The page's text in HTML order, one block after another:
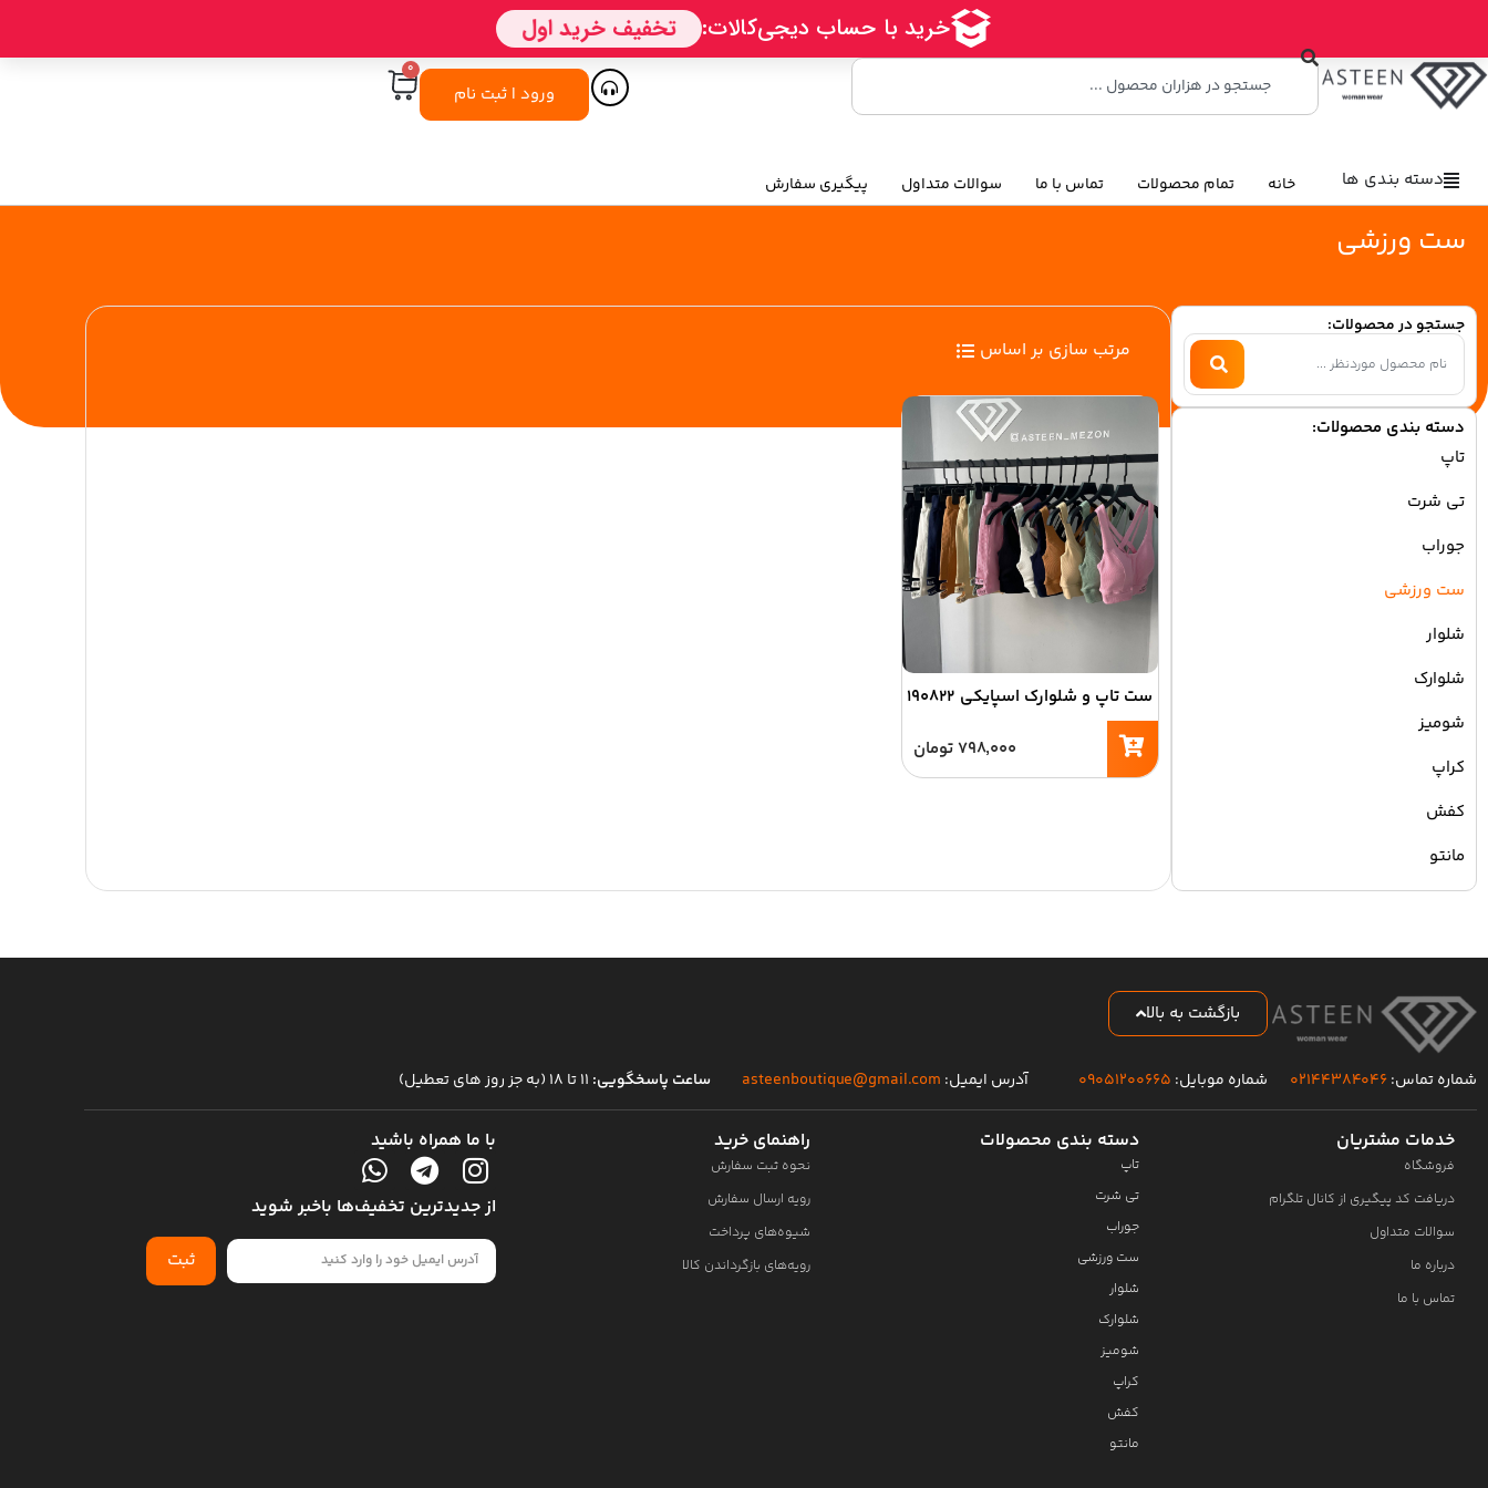
ورود | ثبت نام
۰
دسته بندی ها خانه تمام محصولات تماس با ما سوالات متداول پیگیری سفارش
ست ورزشی
جستجو در محصولات:
دسته بندی محصولات:
تاپ
تی شرت
جوراب
ست ورزشی
شلوار
شلوارک
شومیز
کراپ
کفش
مانتو
مرتب سازی بر اساس
ست تاپ و شلوارک اسپایکی ۱۹۰۸۲۲
۷۹۸,۰۰۰تومان
بازگشت به بالا
شماره تماس:۰۲۱۴۴۳۸۴۰۴۶ شماره موبایل: ۰۹۰۵۱۲۰۰۶۶۵ آدرس ایمیل: asteenboutique@gmail.com ساعت پاسخگویی:
خدمات مشتریان
فروشگاه
دریافت کد پیگیری از کانال تلگرام
سوالات متداول
درباره ما
تماس با ما
دسته بندی محصولات
تاپ
تی شرت
جوراب
ست ورزشی
شلوار
شلوارک
شومیز
کراپ
کفش
مانتو
راهنمای خرید
نحوه ثبت سفارش
رویه ارسال سفارش
شیوه‌های پرداخت
رویه‌های بازگرداندن کالا
با ما همراه باشید
از جدیدترین تخفیف‌ها باخبر شوید
ثبت